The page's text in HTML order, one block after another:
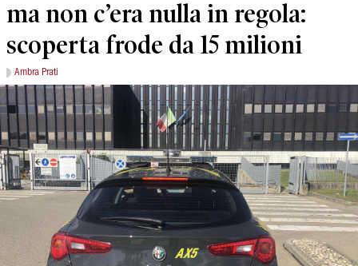
ma non c’era nulla in regola:
scoperta frode da 15 milioni
Ambra Prati